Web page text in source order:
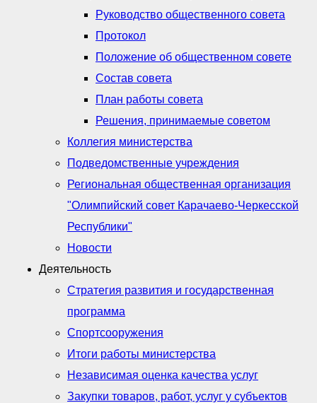
Руководство общественного совета
Протокол
Положение об общественном совете
Состав совета
План работы совета
Решения, принимаемые советом
Коллегия министерства
Подведомственные учреждения
Региональная общественная организация
"Олимпийский совет Карачаево-Черкесской
Республики"
Новости
Деятельность
Стратегия развития и государственная
программа
Спортсооружения
Итоги работы министерства
Независимая оценка качества услуг
Закупки товаров, работ, услуг у субъектов